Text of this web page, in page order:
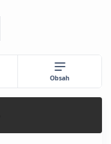
Obsah